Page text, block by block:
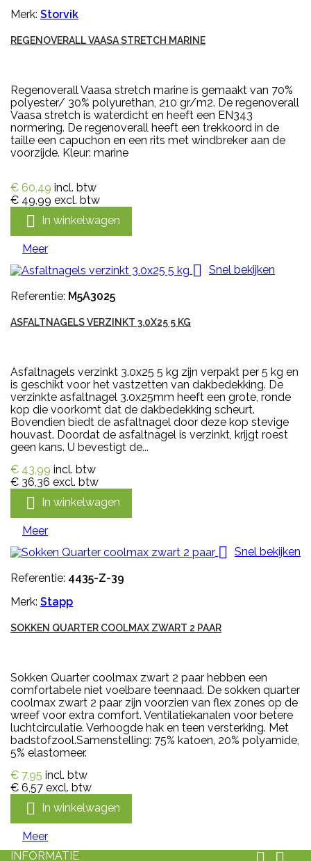
Merk: Storvik
REGENOVERALL VAASA STRETCH MARINE
Regenoverall Vaasa stretch marine is gemaakt van 70%
polyester/ 30% polyurethan, 210 gr/m2. De regenoverall
Vaasa stretch is waterdicht en heeft een EN343
normering. De regenoverall heeft een trekkoord in de
taille een capuchon en een rits met windbreker aan de
voorzijde. Kleur: marine
€ 60,49 incl. btw
€ 49,99 excl. btw
 In winkelwagen
Meer
 Snel bekijken
Referentie: M5A3025
ASFALTNAGELS VERZINKT 3.0X25 5 KG
Asfaltnagels verzinkt 3.0x25 5 kg zijn verpakt per 5 kg en
is geschikt voor het vastzetten van dakbedekking. De
verzinkte asfaltnagel 3.0x25mm heeft een grote, ronde
kop die voorkomt dat de dakbedekking scheurt.
Bovendien biedt de asfaltnagel door deze kop stevige
houvast. Doordat de asfaltnagel is verzinkt, krijgt roest
geen kans. U bevestigt de...
€ 43,99 incl. btw
€ 36,36 excl. btw
 In winkelwagen
Meer
 Snel bekijken
Referentie: 4435-Z-39
Merk: Stapp
SOKKEN QUARTER COOLMAX ZWART 2 PAAR
Sokken Quarter coolmax zwart 2 paar hebben een
comfortabele niet voelbare teennaad. De sokken quarter
coolmax zwart 2 paar zijn voorzien van flex zones op de
wreef voor extra comfort. Ventilatiekanalen voor betere
luchtcirculatie. Verhoogde hak en teen versterking. Met
badstofzool.Samenstelling: 75% katoen, 20% polyamide,
5% elastomeer.
€ 7,95 incl. btw
€ 6,57 excl. btw
 In winkelwagen
Meer
INFORMATIE